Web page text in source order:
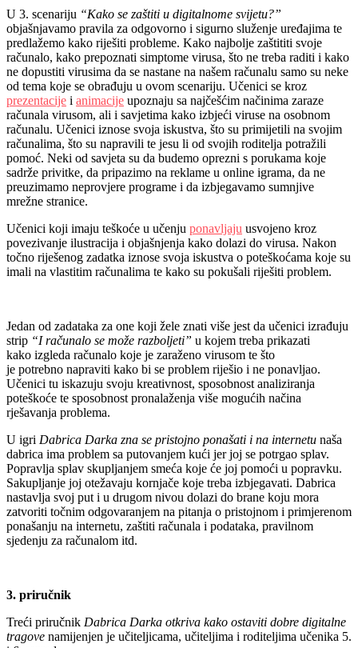
U 3. scenariju “Kako se zaštiti u digitalnome svijetu?”
objašnjavamo pravila za odgovorno i sigurno služenje uređajima te
predlažemo kako riješiti probleme. Kako najbolje zaštititi svoje
računalo, kako prepoznati simptome virusa, što ne treba raditi i kako
ne dopustiti virusima da se nastane na našem računalu samo su neke
od tema koje se obrađuju u ovom scenariju. Učenici se kroz
prezentacije i animacije upoznaju sa najčešćim načinima zaraze
računala virusom, ali i savjetima kako izbjeći viruse na osobnom
računalu. Učenici iznose svoja iskustva, što su primijetili na svojim
računalima, što su napravili te jesu li od svojih roditelja potražili
pomoć. Neki od savjeta su da budemo oprezni s porukama koje
sadrže privitke, da pripazimo na reklame u online igrama, da ne
preuzimamo neprovjere programe i da izbjegavamo sumnjive
mrežne stranice.
Učenici koji imaju teškoće u učenju ponavljaju usvojeno kroz
povezivanje ilustracija i objašnjenja kako dolazi do virusa. Nakon
točno riješenog zadatka iznose svoja iskustva o poteškoćama koje su
imali na vlastitim računalima te kako su pokušali riješiti problem.
Jedan od zadataka za one koji žele znati više jest da učenici izrađuju
strip “I računalo se može razboljeti” u kojem treba prikazati
kako izgleda računalo koje je zaraženo virusom te što
je potrebno napraviti kako bi se problem riješio i ne ponavljao.
Učenici tu iskazuju svoju kreativnost, sposobnost analiziranja
poteškoće te sposobnost pronalaženja više mogućih načina
rješavanja problema.
U igri Dabrica Darka zna se pristojno ponašati i na internetu naša
dabrica ima problem sa putovanjem kući jer joj se potrgao splav.
Popravlja splav skupljanjem smeća koje će joj pomoći u popravku.
Sakupljanje joj otežavaju kornjače koje treba izbjegavati. Dabrica
nastavlja svoj put i u drugom nivou dolazi do brane koju mora
zatvoriti točnim odgovaranjem na pitanja o pristojnom i primjerenom
ponašanju na internetu, zaštiti računala i podataka, pravilnom
sjedenju za računalom itd.
3. priručnik
Treći priručnik Dabrica Darka otkriva kako ostaviti dobre digitalne
tragove namijenjen je učiteljicama, učiteljima i roditeljima učenika 5.